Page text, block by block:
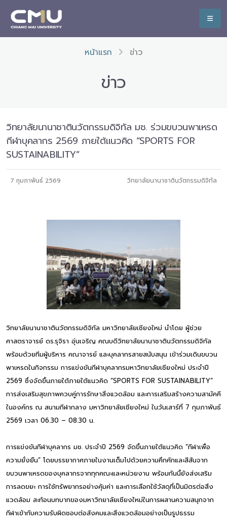
หน้าแรก ข่าว
ข่าว
วิทยาลัยนานาชาตินวัตกรรมดิจิทัล มช. ร่วมขบวนพาเหรด
กีฬาบุคลากร 2569 ภายใต้แนวคิด “SPORTS FOR
SUSTAINABILITY”
7 กุมภาพันธ์ 2569 วิทยาลัยนานาชาตินวัตกรรมดิจิทัล
วิทยาลัยนานาชาตินวัตกรรมดิจิทัล มหาวิทยาลัยเชียงใหม่ นำโดย ผู้ช่วย
ศาสตราจารย์ ดร.รุจิรา อุ่นเจริญ คณบดีวิทยาลัยนานาชาตินวัตกรรมดิจิทัล
พร้อมด้วยทีมผู้บริหาร คณาจารย์ และบุคลากรสายสนับสนุน เข้าร่วมเดินขบวน
พาเหรดในกิจกรรม การแข่งขันกีฬาบุคลากรมหาวิทยาลัยเชียงใหม่ ประจำปี
2569 ซึ่งจัดขึ้นภายใต้ภายใต้แนวคิด “SPORTS FOR SUSTAINABILITY”
การส่งเสริมสุขภาพควบคู่การรักษาสิ่งแวดล้อม และการเสริมสร้างความสามัคคี
ในองค์กร ณ สนามกีฬากลาง มหาวิทยาลัยเชียงใหม่ ในวันเสาร์ที่ 7 กุมภาพันธ์
2569 เวลา 06.30 – 08.30 น.
การแข่งขันกีฬาบุคลากร มช. ประจำปี 2569 จัดขึ้นภายใต้แนวคิด “กีฬาเพื่อ
ความยั่งยืน” โดยบรรยากาศภายในงานเต็มไปด้วยความคึกคักและสีสันจาก
ขบวนพาเหรดของบุคลากรจากทุกคณะและหน่วยงาน พร้อมกันนี้ยังส่งเสริม
การลดขยะ การใช้ทรัพยากรอย่างคุ้มค่า และการเลือกใช้วัสดุที่เป็นมิตรต่อสิ่ง
แวดล้อม สะท้อนบทบาทของมหาวิทยาลัยเชียงใหม่ในการผสานความสนุกจาก
กีฬาเข้ากับความรับผิดชอบต่อสังคมและสิ่งแวดล้อมอย่างเป็นรูปธรรม